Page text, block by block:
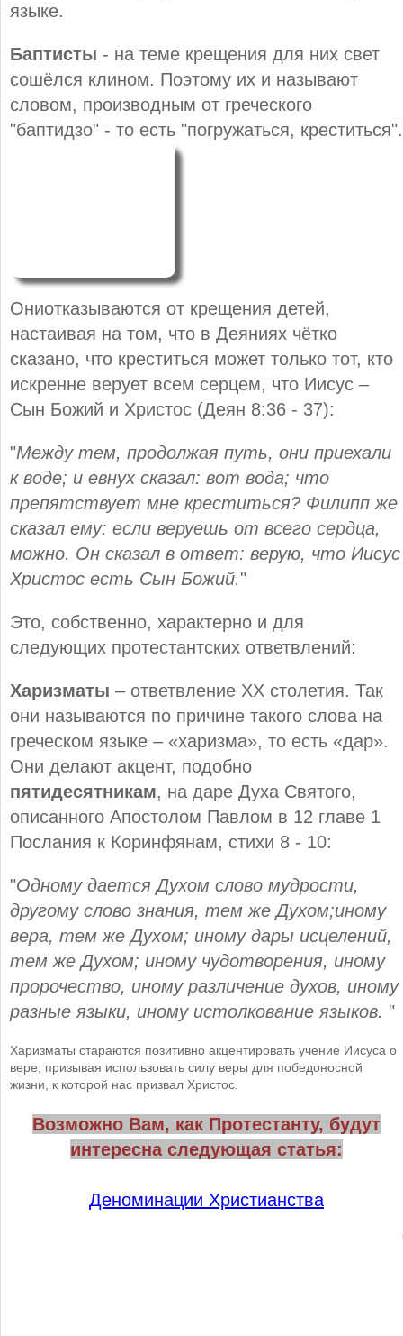
языке.
Баптисты - на теме крещения для них свет
сошёлся клином. Поэтому их и называют
словом, производным от греческого
"баптидзо" - то есть "погружаться, креститься".
Ониотказываются от крещения детей,
настаивая на том, что в Деяниях чётко
сказано, что креститься может только тот, кто
искренне верует всем серцем, что Иисус –
Сын Божий и Христос (Деян 8:36 - 37):
"Между тем, продолжая путь, они приехали
к воде; и евнух сказал: вот вода; что
препятствует мне креститься? Филипп же
сказал ему: если веруешь от всего сердца,
можно. Он сказал в ответ: верую, что Иисус
Христос есть Сын Божий."
Это, собственно, характерно и для
следующих протестантских ответвлений:
Харизматы – ответвление ХХ столетия. Так
они называются по причине такого слова на
греческом языке – «харизма», то есть «дар».
Они делают акцент, подобно
пятидесятникам, на даре Духа Святого,
описанного Апостолом Павлом в 12 главе 1
Послания к Коринфянам, стихи 8 - 10:
"Одному дается Духом слово мудрости,
другому слово знания, тем же Духом;иному
вера, тем же Духом; иному дары исцелений,
тем же Духом; иному чудотворения, иному
пророчество, иному различение духов, иному
разные языки, иному истолкование языков. "
Харизматы стараются позитивно акцентировать учение Иисуса о
вере, призывая использовать силу веры для победоносной
жизни, к которой нас призвал Христос.
Возможно Вам, как Протестанту, будут
интересна следующая статья:
Деноминации Христианства